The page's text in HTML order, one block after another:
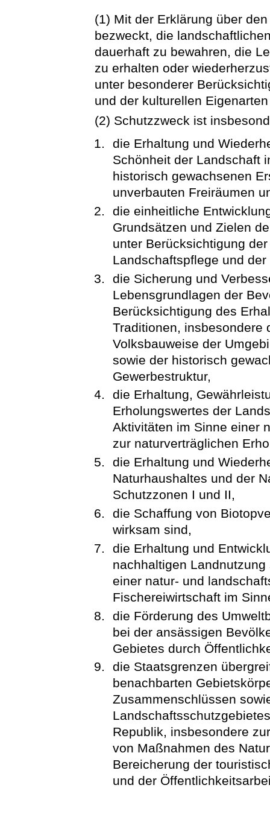
(1) Mit der Erklärung über
bezweckt, die
dauerhaft zu bewahren, die
zu erhalten oder
unter besonderer
und der kulturellen
(2) Schutzzweck ist
die Erhaltung und
Schönheit der Landschaft
historisch gewachsenen
unverbauten Freiräumen
die einheitliche
Grundsätzen und Zielen
unter Berücksichtigung
Landschaftspflege und
die Sicherung und
Lebensgrundlagen der
Berücksichtigung des
Traditionen, insbesondere
Volksbauweise der
sowie der historisch
Gewerbestruktur,
die Erhaltung,
Erholungswertes der
Aktivitäten im Sinne einer
zur naturverträglichen
die Erhaltung und
Naturhaushaltes und der
Schutzzonen I und II,
die Schaffung von
wirksam sind,
die Erhaltung und
nachhaltigen
einer natur- und
Fischereiwirtschaft im
die Förderung des
bei der ansässigen
Gebietes durch
die Staatsgrenzen
benachbarten
Zusammenschlüssen
Republik, insbesondere
von Maßnahmen des
Bereicherung der
und der